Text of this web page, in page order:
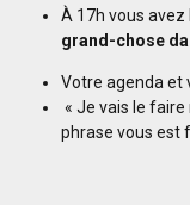
À 17h vous avez
grand-chose
Votre agenda et
« Je vais le
phrase vous est